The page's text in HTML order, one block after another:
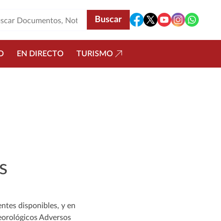
EN DIRECTO TURISMO
disponibles, y en
Adversos